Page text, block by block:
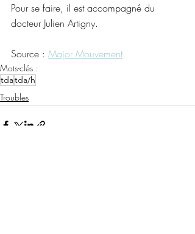
Pour se faire, il est accompagné du
docteur Julien Artigny.
Source : Major Mouvement
Mots-clés :
tdatda/h
Troubles